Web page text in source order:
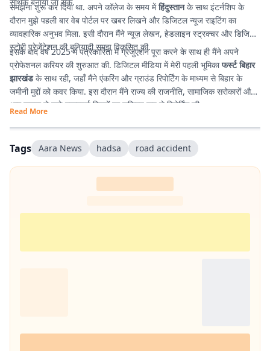
समझना शुरू कर दिया था. अपने कॉलेज के समय मेंहिंदुस्तानके साथ इंटर्नशिप के
दौरान मुझे पहली बार वेब पोर्टल पर खबर लिखने और डिजिटल न्यूज राइटिंग का
व्यावहारिक अनुभव मिला. इसी दौरान मैंने न्यूज़ लेखन, हेडलाइन स्ट्रक्चर और डिजिटल
स्टोरी प्रेजेंटेशन की बुनियादी समझ विकसित की.
इसके बाद वर्ष 2025 में पत्रकारिता में ग्रेजुएशन पूरा करने के साथ ही मैंने अपने
प्रोफेशनल करियर की शुरुआत की. डिजिटल मीडिया में मेरी पहली भूमिकाफर्स्ट बिहार
झारखंडके साथ रही, जहाँ मैंने एंकरिंग और ग्राउंड रिपोर्टिंग के माध्यम से बिहार के
जमीनी मुद्दों को कवर किया. इस दौरान मैंने राज्य की राजनीति, सामाजिक सरोकारों और
आम जनता से जुड़े महत्वपूर्ण विषयों पर सक्रिय रूप से रिपोर्टिंग की.
Read More
Tags Aara News hadsa road accident